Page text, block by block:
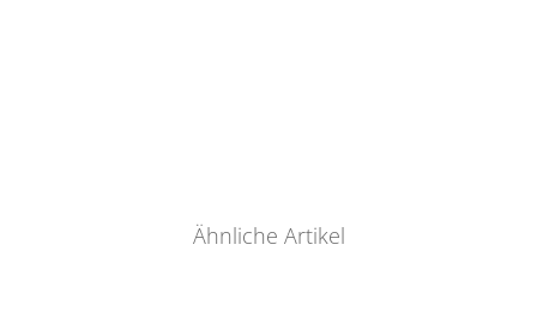
Ähnliche Artikel